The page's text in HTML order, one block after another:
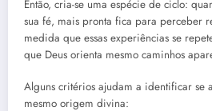
Então, cria-se uma espécie de ciclo:
sua fé, mais pronta fica para perceber
medida que essas experiências se
que Deus orienta mesmo caminhos
Alguns critérios ajudam a identificar se
mesmo origem divina: